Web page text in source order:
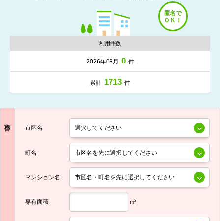
利用件数
2026年08月 0 件
累計 1713 件
市区名
町名
マンション名
専有面積 m2